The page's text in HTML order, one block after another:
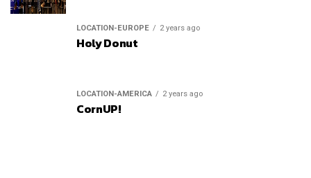
LOCATION-EUROPE 2 years ago
Holy Donut
LOCATION-AMERICA 2 years ago
CornUP!